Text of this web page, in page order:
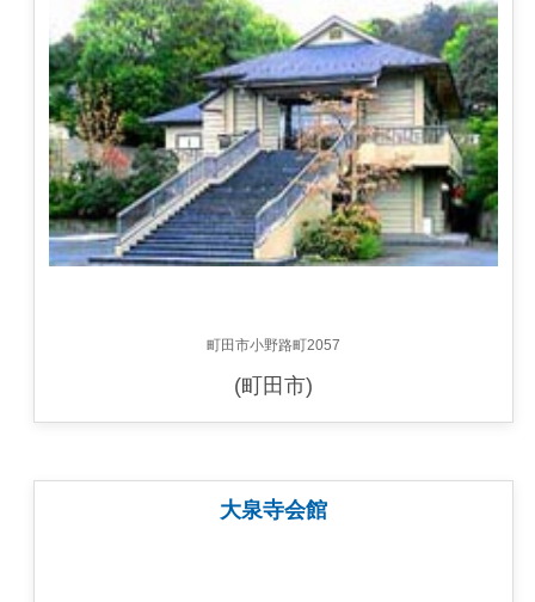
町田市小野路町2057
(町田市)
大泉寺会館